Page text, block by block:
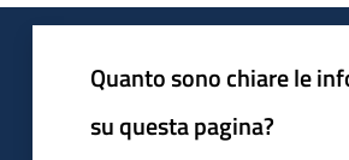
Quanto sono chiare le
su questa pagina?